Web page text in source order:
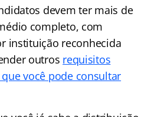
devem ter mais de
completo, com
instituição reconhecida
outros requisitos
você pode consultar